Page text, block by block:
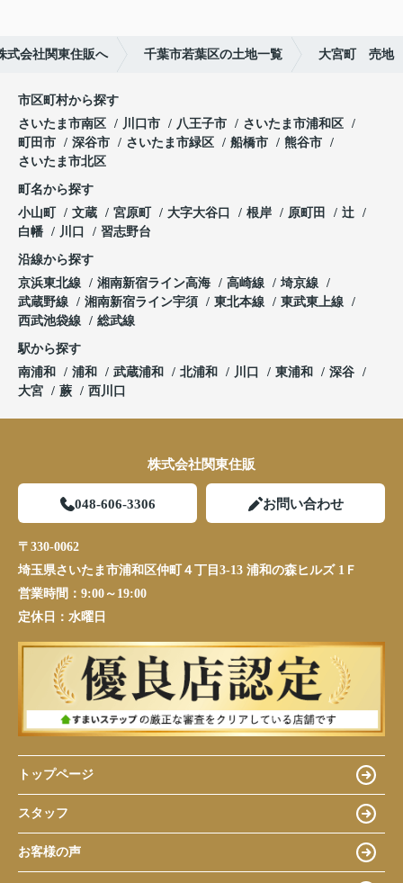
式会社関東住販へ 千葉市若葉区の土地一覧 大宮町 売地
市区町村から探す
さいたま市南区
川口市 八王子市
さいたま市浦和区
町田市
深谷市 さいたま市緑区 船橋市
熊谷市
さいたま市北区
町名から探す
小山町
文蔵 宮原町 大字大谷口 根岸 原町田
辻
白幡
川口 習志野台
沿線から探す
京浜東北線
湘南新宿ライン高海 高崎線
埼京線
武蔵野線
湘南新宿ライン宇須 東北本線
東武東上線
西武池袋線
総武線
駅から探す
南浦和
浦和 武蔵浦和 北浦和 川口 東浦和
深谷
大宮
蕨 西川口
株式会社関東住販
048-606-3306 お問い合わせ
〒330-0062
埼玉県さいたま市浦和区仲町４丁目3-13 浦和の森ヒルズ 1Ｆ
営業時間： 9:00～19:00
定休日： 水曜日
トップページ
スタッフ
お客様の声